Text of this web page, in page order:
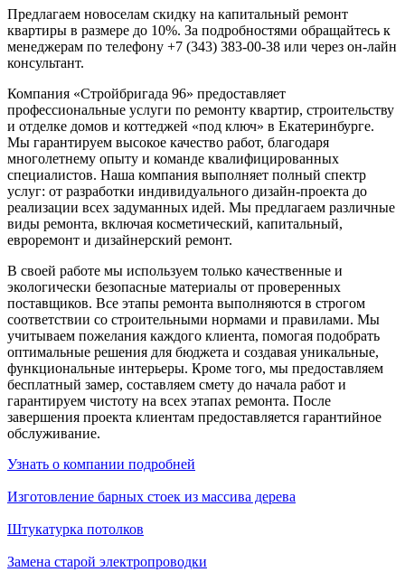
Предлагаем новоселам скидку на капитальный ремонт
квартиры в размере до 10%. За подробностями обращайтесь к
менеджерам по телефону +7 (343) 383-00-38 или через он-лайн
консультант.
Компания «Стройбригада 96» предоставляет
профессиональные услуги по ремонту квартир, строительству
и отделке домов и коттеджей «под ключ» в Екатеринбурге.
Мы гарантируем высокое качество работ, благодаря
многолетнему опыту и команде квалифицированных
специалистов. Наша компания выполняет полный спектр
услуг: от разработки индивидуального дизайн-проекта до
реализации всех задуманных идей. Мы предлагаем различные
виды ремонта, включая косметический, капитальный,
евроремонт и дизайнерский ремонт.
В своей работе мы используем только качественные и
экологически безопасные материалы от проверенных
поставщиков. Все этапы ремонта выполняются в строгом
соответствии со строительными нормами и правилами. Мы
учитываем пожелания каждого клиента, помогая подобрать
оптимальные решения для бюджета и создавая уникальные,
функциональные интерьеры. Кроме того, мы предоставляем
бесплатный замер, составляем смету до начала работ и
гарантируем чистоту на всех этапах ремонта. После
завершения проекта клиентам предоставляется гарантийное
обслуживание.
Узнать о компании подробней
Изготовление барных стоек из массива дерева
Штукатурка потолков
Замена старой электропроводки